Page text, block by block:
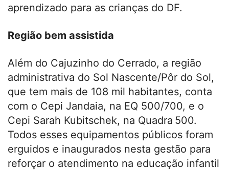
aprendizado para as crianças do DF.
Região bem assistida
Além do Cajuzinho do Cerrado, a região
administrativa do Sol Nascente/Pôr do Sol,
que tem mais de 108 mil habitantes, conta
com o Cepi Jandaia, na EQ 500/700, e o
Cepi Sarah Kubitschek, na Quadra 500.
Todos esses equipamentos públicos foram
erguidos e inaugurados nesta gestão para
reforçar o atendimento na educação infantil